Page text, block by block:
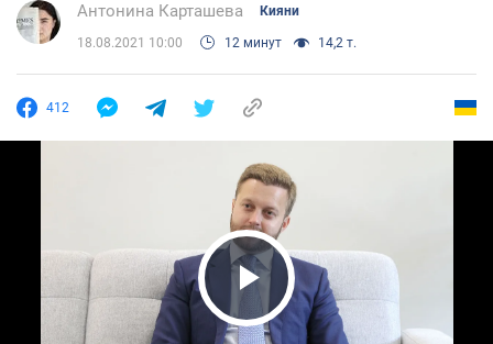
Антонина Карташева Кияни
18.08.2021 10:00 12 минут 14,2 т.
412
Play Video